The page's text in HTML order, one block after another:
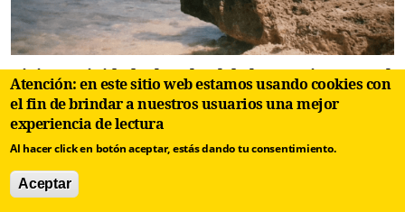
Viaje a Trinidad. El umbral de las mariposas y el
cobrador de epifanías
Añadir nuevo comentario
Su nombre
Atención: en este sitio web estamos usando cookies con
el fin de brindar a nuestros usuarios una mejor
experiencia de lectura
Al hacer click en botón aceptar, estás dando tu consentimiento.
Aceptar